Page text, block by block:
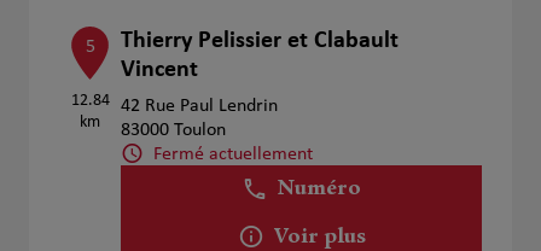
5
12.84
km
Thierry Pelissier et Clabault
Vincent
42 Rue Paul Lendrin
83000 Toulon
Fermé actuellement
Numéro
Voir plus